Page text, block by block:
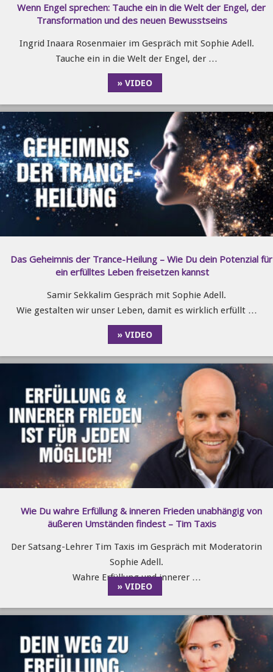
Wenn Engel sprechen: Tauche ein in die Welt der Engel, der
Transformation und des neuen Bewusstseins
Ingrid Inaara Rosenmaier im Gespräch mit Sophie Adell.
Tauche ein in die Welt der Engel, der …
» VIDEO
Das Geheimnis der Trance-Heilung – Wie Du dein Potenzial für
ein erfülltes Leben freisetzen kannst
Samir Sekkalim Gespräch mit Sophie Adell.
Wie gestalten wir unser Leben, damit es wirklich erfüllt …
» VIDEO
Wie Du wahre Erfüllung & inneren Frieden unabhängig von
äußeren Umständen findest – Tim Taxis
Der Satsang-Lehrer Tim Taxis im Gespräch mit Moderatorin
Sophie Adell.
Wahre Erfüllung und innerer …
» VIDEO